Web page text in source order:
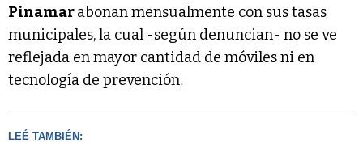
Pinamarabonan mensualmente con sus tasas
municipales, la cual -según denuncian- no se ve
reflejada en mayor cantidad de móviles ni en
tecnología de prevención.
LEÉ TAMBIÉN: